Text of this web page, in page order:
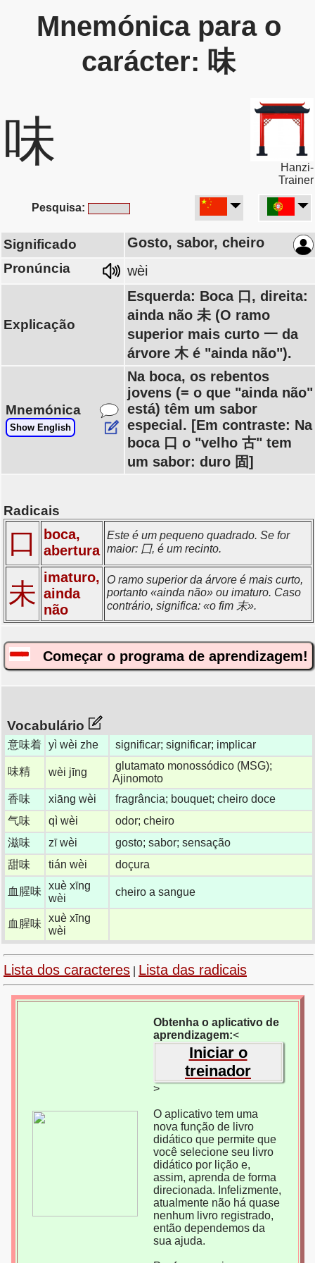
Mnemónica para o
carácter: 味
味
Hanzi-
Trainer
Pesquisa:
Significado Gosto, sabor, cheiro
Pronúncia wèi
Explicação
Esquerda: Boca 口, direita:
ainda não 未 (O ramo
superior mais curto 一 da
árvore 木 é "ainda não").
Mnemónica
Show English
Na boca, os rebentos
jovens (= o que "ainda não"
está) têm um sabor
especial. [Em contraste: Na
boca 口 o "velho 古" tem
um sabor: duro 固]
Radicais
口
boca,
abertura
Este é um pequeno quadrado. Se for
maior: 囗, é um recinto.
未
imaturo,
ainda
não
O ramo superior da árvore é mais curto,
portanto «ainda não» ou imaturo. Caso
contrário, significa: «o fim 末».
Começar o programa de aprendizagem!
Vocabulário
意味着 yì wèi zhe significar; significar; implicar
味精 wèi jīng
glutamato monossódico (MSG);
Ajinomoto
香味
xiāng wèi
fragrância; bouquet; cheiro doce
气味
qì wèi
odor; cheiro
滋味
zī wèi
gosto; sabor; sensação
甜味
tián wèi doçura
血腥味
xuè xīng
wèi
cheiro a sangue
血腥味
xuè xīng
wèi
Lista dos caracteres Lista das radicais
Obtenha o aplicativo de
aprendizagem:<
Iniciar o
treinador
>
O aplicativo tem uma
nova função de livro
didático que permite que
você selecione seu livro
didático por lição e,
assim, aprenda de forma
direcionada. Infelizmente,
atualmente não há quase
nenhum livro registrado,
então dependemos da
sua ajuda.